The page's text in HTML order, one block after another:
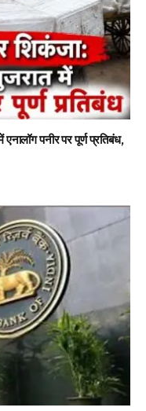
पनीर पर पूर्ण प्रतिबंध,